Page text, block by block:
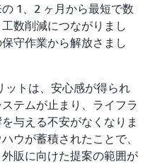
1、2 ヶ月から最短で数
数削減につながりまし
守作業から解放さまし
ットは、安心感が得られ
テムが止まり、ライフラ
与える不安がなくなりま
ウが蓄積されたことで、
販に向けた提案の範囲が